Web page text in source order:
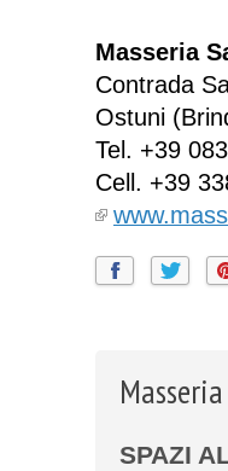
Masseria
Contrada
Ostuni
Tel. +39
Cell. +39
SPAZI